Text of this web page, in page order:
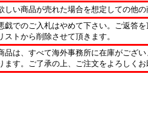
い商品が売れた場合を想定しての他の
でのご入札はやめて下さい。ご返答を
ストから削除させて頂きます。
は、すべて海外事務所に在庫がござい
ます。ご了承の上、ご注文をよろしく